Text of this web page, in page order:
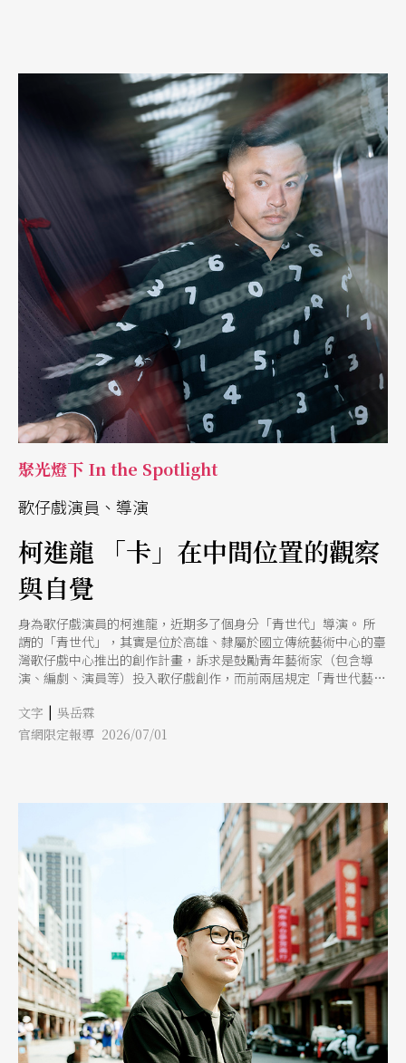
聚光燈下 In the Spotlight
歌仔戲演員、導演
柯進龍 「卡」在中間位置的觀察
與自覺
身為歌仔戲演員的柯進龍，近期多了個身分「青世代」導演。 所
謂的「青世代」，其實是位於高雄、隸屬於國立傳統藝術中心的臺
灣歌仔戲中心推出的創作計畫，訴求是鼓勵青年藝術家（包含導
演、編劇、演員等）投入歌仔戲創作，而前兩屆規定「青世代藝術
一心戲劇團培育，正藉著這個機會，透過去（2025）年的《雙身》
與今（2026）年即將首演的《九命》，挑戰自己在歌仔戲創作中的
的青世代演員，也有不少剛從學校畢業不久，尚缺舞台經驗。於
是，走進排練場的他，可能無法完全將自己放在「青世代」的位
置，而是得反芻過去經驗，重新檢視與覺察自己所處的世代與角
色，再次定義既是演員、亦是導演的「柯進龍」。
文字 | 吳岳霖
官網限定報導 2026/07/01